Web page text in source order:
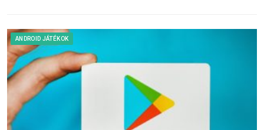
ANDROID JÁTÉKOK